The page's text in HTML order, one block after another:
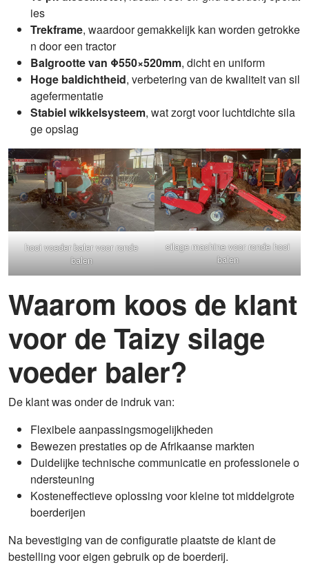
ies
Trekframe, waardoor gemakkelijk kan worden getrokke
n door een tractor
Balgrootte van Φ550×520mm, dicht en uniform
Hoge baldichtheid, verbetering van de kwaliteit van sil
agefermentatie
Stabiel wikkelsysteem, wat zorgt voor luchtdichte sila
ge opslag
hooi voeder baler voor ronde
balen
silage machine voor ronde hooi
balen
Waarom koos de klant
voor de Taizy silage
voeder baler?
De klant was onder de indruk van:
Flexibele aanpassingsmogelijkheden
Bewezen prestaties op de Afrikaanse markten
Duidelijke technische communicatie en professionele o
ndersteuning
Kosteneffectieve oplossing voor kleine tot middelgrote
boerderijen
Na bevestiging van de configuratie plaatste de klant de
bestelling voor eigen gebruik op de boerderij.